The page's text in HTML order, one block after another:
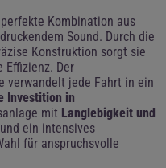
Kombination aus
Sound. Durch die
Konstruktion sorgt sie
Effizienz. Der
verwandelt jede Fahrt in ein
Investition in
mit Langlebigkeit und
ein intensives
für anspruchsvolle